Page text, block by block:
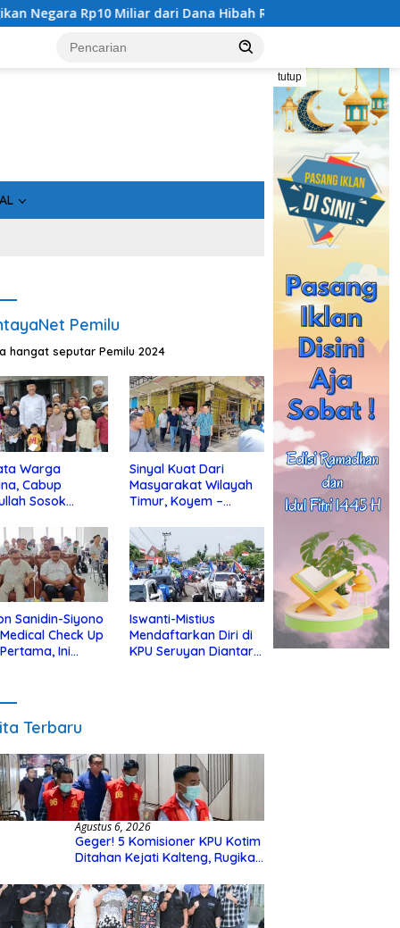
Miliar dari Dana Hibah Rp40 Miliar
tutup
Pemilu
hangat seputar Pemilu 2024
Warga
Cabup
Sosok
Sinyal Kuat Dari
Masyarakat Wilayah
Timur, Koyem –
di Kotim
Sanidin-Siyono
Check Up
Ini
Iswanti-Mistius
Mendaftarkan Diri di
KPU Seruyan Diantar
Terbaru
Agustus 6, 2026
Geger! 5 Komisioner KPU Kotim
Ditahan Kejati Kalteng, Rugikan
Hibah Rp40 Miliar